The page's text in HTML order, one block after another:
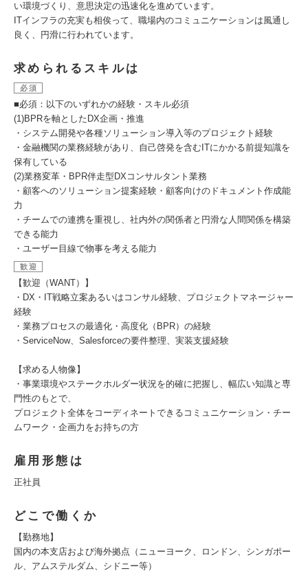
い環境づくり、意思決定の迅速化を進めています。
ITインフラの充実も相俟って、職場内のコミュニケーションは風通し
良く、円滑に行われています。
求められるスキルは
必須
■必須：以下のいずれかの経験・スキル必須
(1)BPRを軸としたDX企画・推進
・システム開発や各種ソリューション導入等のプロジェクト経験
・金融機関の業務経験があり、自己啓発を含むITにかかる前提知識を
保有している
(2)業務変革・BPR伴走型DXコンサルタント業務
・顧客へのソリューション提案経験・顧客向けのドキュメント作成能
力
・チームでの連携を重視し、社内外の関係者と円滑な人間関係を構築
できる能力
・ユーザー目線で物事を考える能力
歓迎
【歓迎（WANT）】
・DX・IT戦略立案あるいはコンサル経験、プロジェクトマネージャー
経験
・業務プロセスの最適化・高度化（BPR）の経験
・ServiceNow、Salesforceの要件整理、実装支援経験
【求める人物像】
・事業環境やステークホルダー状況を的確に把握し、幅広い知識と専
門性のもとで、
プロジェクト全体をコーディネートできるコミュニケーション・チー
ムワーク・企画力をお持ちの方
雇用形態は
正社員
どこで働くか
【勤務地】
国内の本支店および海外拠点（ニューヨーク、ロンドン、シンガポー
ル、アムステルダム、シドニー等）